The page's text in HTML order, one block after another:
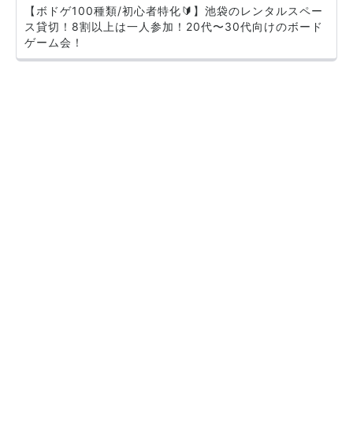
【ボドゲ100種類/初心者特化🔰】池袋のレンタルスペー
ス貸切！8割以上は一人参加！20代〜30代向けのボード
ゲーム会！